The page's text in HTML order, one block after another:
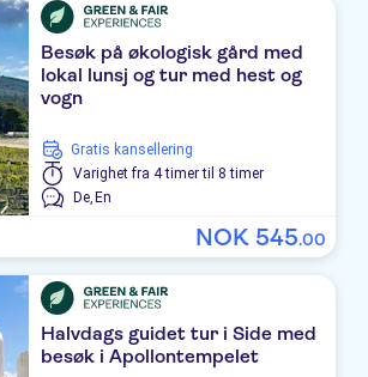
& Spa
Golf Resort
Resort & Spa
Besøk på økologisk gård med
lokal lunsj og tur med hest og
vogn
Gratis kansellering
Varighet fra 4 timer til 8 timer
De,En
NOK 545.00
Halvdags guidet tur i Side med
besøk i Apollontempelet